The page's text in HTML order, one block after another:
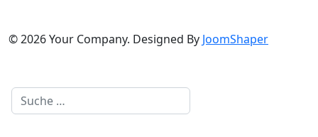
© 2026 Your Company. Designed By JoomShaper